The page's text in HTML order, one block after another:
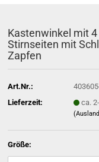
Kastenwinkel mit 4
Stirnseiten mit
Zapfen
Art.Nr.:
Lieferzeit:
ca.
Größe: